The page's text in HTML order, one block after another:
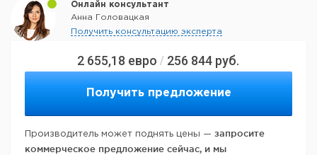
2 655,18 евро / 256 844 руб.
Получить предложение
Производитель может поднять цены — запросите
коммерческое предложение сейчас, и мы
Онлайн консультант
Анна Головацкая
Получить консультацию эксперта